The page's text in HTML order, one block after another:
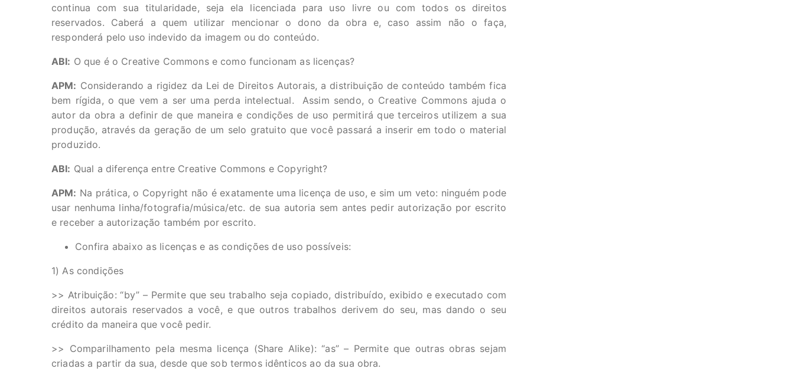
continua com sua titularidade, seja ela licenciada para uso livre ou com todos os direitos
reservados. Caberá a quem utilizar mencionar o dono da obra e, caso assim não o faça,
responderá pelo uso indevido da imagem ou do conteúdo.
ABI: O que é o Creative Commons e como funcionam as licenças?
APM: Considerando a rigidez da Lei de Direitos Autorais, a distribuição de conteúdo também fica
bem rígida, o que vem a ser uma perda intelectual. Assim sendo, o Creative Commons ajuda o
autor da obra a definir de que maneira e condições de uso permitirá que terceiros utilizem a sua
produção, através da geração de um selo gratuito que você passará a inserir em todo o material
produzido.
ABI: Qual a diferença entre Creative Commons e Copyright?
APM: Na prática, o Copyright não é exatamente uma licença de uso, e sim um veto: ninguém pode
usar nenhuma linha/fotografia/música/etc. de sua autoria sem antes pedir autorização por escrito
e receber a autorização também por escrito.
Confira abaixo as licenças e as condições de uso possíveis:
1) As condições
>> Atribuição: “by” – Permite que seu trabalho seja copiado, distribuído, exibido e executado com
direitos autorais reservados a você, e que outros trabalhos derivem do seu, mas dando o seu
crédito da maneira que você pedir.
>> Comparilhamento pela mesma licença (Share Alike): “as” – Permite que outras obras sejam
criadas a partir da sua, desde que sob termos idênticos ao da sua obra.